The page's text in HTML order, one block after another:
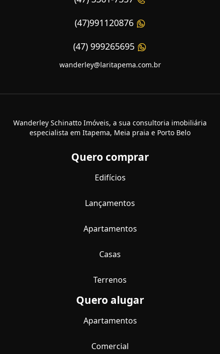
(47)991120876
(47) 999265695
wanderley@laritapema.com.br
Wanderley Schinatto Imóveis, a sua consultoria imobiliária
especialista em Itapema, Meia praia e Porto Belo
Quero comprar
Edifícios
Lançamentos
Apartamentos
Casas
Terrenos
Quero alugar
Apartamentos
Comercial